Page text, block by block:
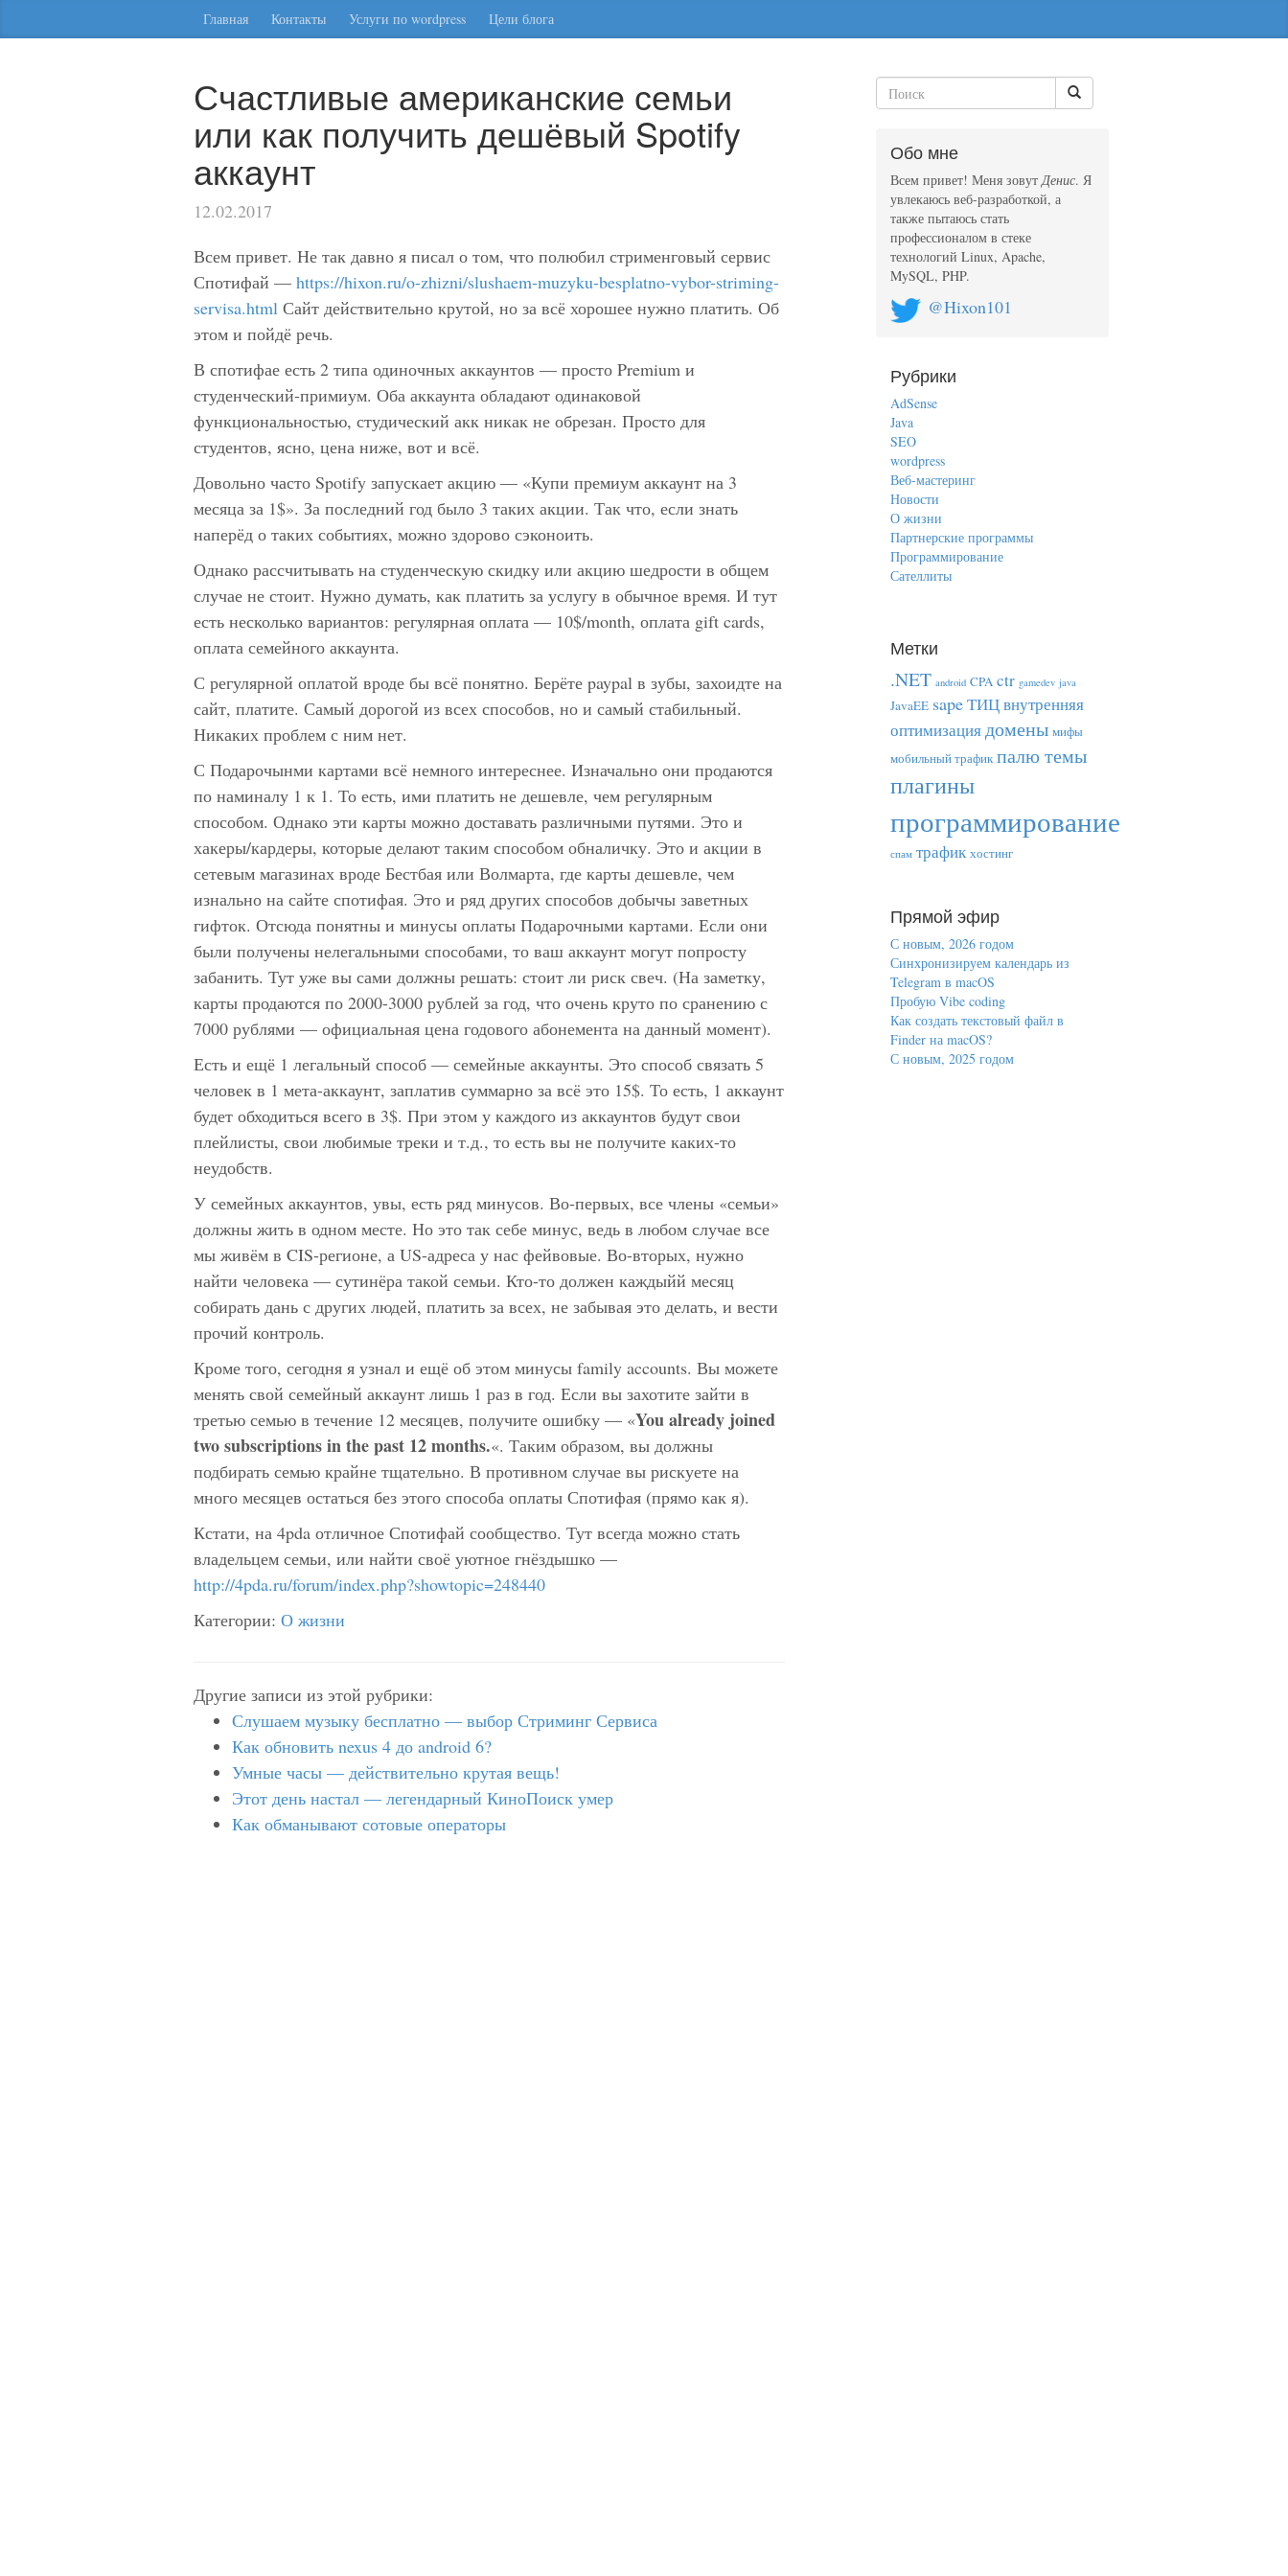
Главная Контакты Услуги по wordpress Цели блога
Счастливые американские семьи
или как получить дешёвый Spotify
аккаунт
12.02.2017
Всем привет. Не так давно я писал о том, что полюбил стрименговый сервис
Спотифай — https://hixon.ru/o-zhizni/slushaem-muzyku-besplatno-vybor-striming-
servisa.html Сайт действительно крутой, но за всё хорошее нужно платить. Об
этом и пойдё речь.
В спотифае есть 2 типа одиночных аккаунтов — просто Premium и
студенческий-примиум. Оба аккаунта обладают одинаковой
функциональностью, студический акк никак не обрезан. Просто для
студентов, ясно, цена ниже, вот и всё.
Довольно часто Spotify запускает акцию — «Купи премиум аккаунт на 3
месяца за 1$». За последний год было 3 таких акции. Так что, если знать
наперёд о таких событиях, можно здорово сэконоить.
Однако рассчитывать на студенческую скидку или акцию шедрости в общем
случае не стоит. Нужно думать, как платить за услугу в обычное время. И тут
есть несколько вариантов: регулярная оплата — 10$/month, оплата gift cards,
оплата семейного аккаунта.
С регулярной оплатой вроде бы всё понятно. Берёте paypal в зубы, захоидте на
сайт, платите. Самый дорогой из всех способов, но и самый стабильный.
Никаких проблем с ним нет.
С Подарочынми картами всё немного интереснее. Изначально они продаются
по наминалу 1 к 1. То есть, ими платить не дешевле, чем регулярным
способом. Однако эти карты можно доставать различными путями. Это и
хакеры/кардеры, которые делают таким способом обналичку. Это и акции в
сетевым магазинах вроде Бестбая или Волмарта, где карты дешевле, чем
изнально на сайте спотифая. Это и ряд других способов добычы заветных
гифток. Отсюда понятны и минусы оплаты Подарочными картами. Если они
были получены нелегальными способами, то ваш аккаунт могут попросту
забанить. Тут уже вы сами должны решать: стоит ли риск свеч. (На заметку,
карты продаются по 2000-3000 рублей за год, что очень круто по сранению с
7000 рублями — официальная цена годового абонемента на данный момент).
Есть и ещё 1 легальный способ — семейные аккаунты. Это способ связать 5
человек в 1 мета-аккаунт, заплатив суммарно за всё это 15$. То есть, 1 аккаунт
будет обходиться всего в 3$. При этом у каждого из аккаунтов будут свои
плейлисты, свои любимые треки и т.д., то есть вы не получите каких-то
неудобств.
У семейных аккаунтов, увы, есть ряд минусов. Во-первых, все члены «семьи»
должны жить в одном месте. Но это так себе минус, ведь в любом случае все
мы живём в CIS-регионе, а US-адреса у нас фейвовые. Во-вторых, нужно
найти человека — сутинёра такой семьи. Кто-то должен каждыйй месяц
собирать дань с других людей, платить за всех, не забывая это делать, и вести
прочий контроль.
Кроме того, сегодня я узнал и ещё об этом минусы family accounts. Вы можете
менять свой семейный аккаунт лишь 1 раз в год. Если вы захотите зайти в
третью семью в течение 12 месяцев, получите ошибку — «You already joined
two subscriptions in the past 12 months.«. Таким образом, вы должны
подбирать семью крайне тщательно. В противном случае вы рискуете на
много месяцев остаться без этого способа оплаты Спотифая (прямо как я).
Кстати, на 4pda отличное Спотифай сообщество. Тут всегда можно стать
владельцем семьи, или найти своё уютное гнёздышко —
http://4pda.ru/forum/index.php?showtopic=248440
Категории: О жизни
Другие записи из этой рубрики:
Слушаем музыку бесплатно — выбор Стриминг Сервиса
Как обновить nexus 4 до android 6?
Умные часы — действительно крутая вещь!
Этот день настал — легендарный КиноПоиск умер
Как обманывают сотовые операторы
Обо мне
Всем привет! Меня зовутДенис. Я
увлекаюсь веб-разработкой, а
также пытаюсь стать
профессионалом в стеке
технологий Linux, Apache,
MySQL, PHP.
@Hixon101
Рубрики
AdSense
Java
SEO
wordpress
Веб-мастеринг
Новости
О жизни
Партнерские программы
Программирование
Сателлиты
Метки
.NET android CPA ctr gamedev java
JavaEE sapeТИЦвнутренняя
оптимизациядомены мифы
мобильный трафик палю темы
плагины
программирование
спам трафик хостинг
Прямой эфир
С новым, 2026 годом
Синхронизируем календарь из
Telegram в macOS
Пробую Vibe coding
Как создать текстовый файл в
Finder на macOS?
С новым, 2025 годом